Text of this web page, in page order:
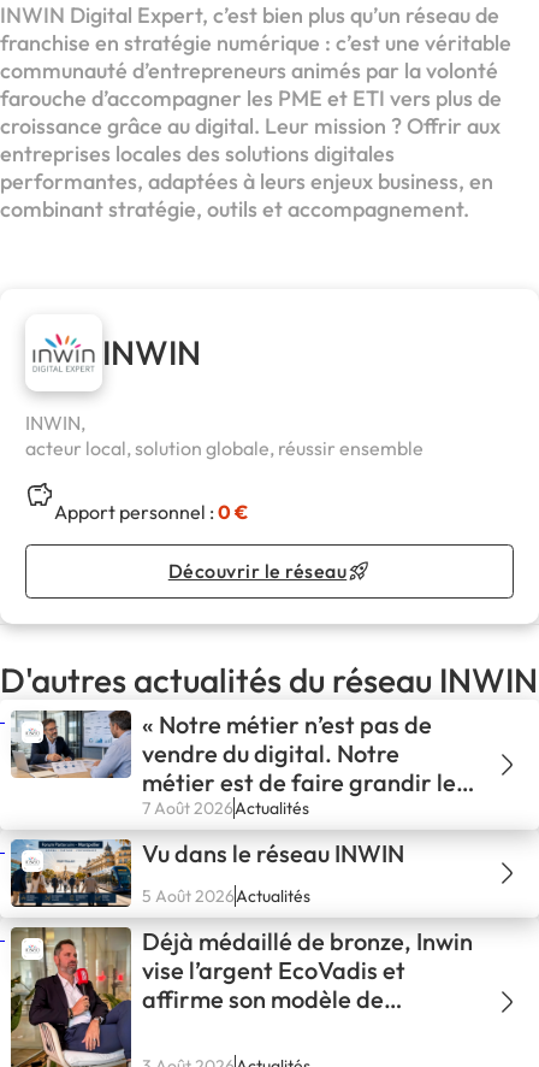
INWIN Digital Expert, c’est bien plus qu’un réseau de
franchise en stratégie numérique : c’est une véritable
communauté d’entrepreneurs animés par la volonté
farouche d’accompagner les PME et ETI vers plus de
croissance grâce au digital. Leur mission ? Offrir aux
entreprises locales des solutions digitales
performantes, adaptées à leurs enjeux business, en
combinant stratégie, outils et accompagnement.
INWIN
INWIN,
acteur local, solution globale, réussir ensemble
Apport personnel :0 €
Découvrir le réseau
D'autres actualités du réseau INWIN
« Notre métier n’est pas de
vendre du digital. Notre
métier est de faire grandir les
entreprises. »
7 Août 2026Actualités
Vu dans le réseau INWIN
5 Août 2026Actualités
Déjà médaillé de bronze, Inwin
vise l’argent EcoVadis et
affirme son modèle de